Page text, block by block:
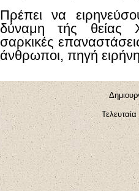
Πρέπει να
δύναμη τής θείας
σαρκικές
άνθρωποι, πηγή